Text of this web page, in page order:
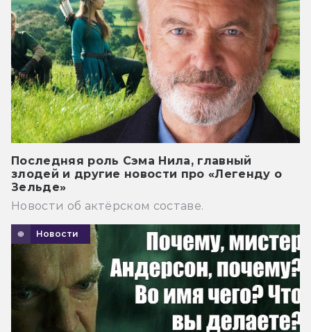
Последняя роль Сэма Нила, главный
злодей и другие новости про «Легенду о
Зельде»
Новости об актёрском составе.
Новости